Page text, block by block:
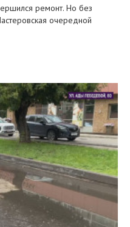
ремонт. Но без
очередной